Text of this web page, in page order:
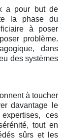
a pour but de
la phase du
à poser
problème.
dans
des systèmes
à toucher
davantage le
ces
tout en
sûrs et les